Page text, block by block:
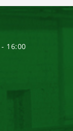
16:00